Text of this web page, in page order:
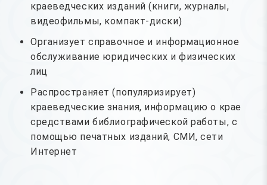
краеведческих изданий (книги, журналы,
видеофильмы, компакт-диски)
Организует справочное и информационное
обслуживание юридических и физических
лиц
Распространяет (популяризирует)
краеведческие знания, информацию о крае
средствами библиографической работы, с
помощью печатных изданий, СМИ, сети
Интернет